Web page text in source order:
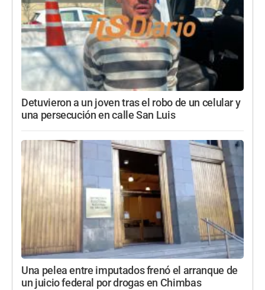
Detuvieron a un joven tras el robo de un celular y
una persecución en calle San Luis
Una pelea entre imputados frenó el arranque de
un juicio federal por drogas en Chimbas